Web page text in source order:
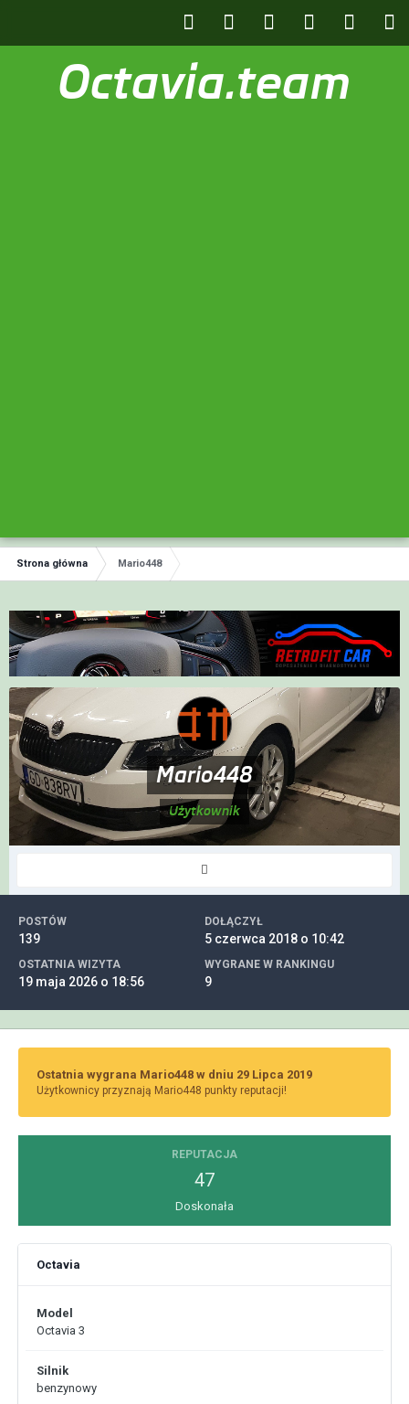
Octavia.team
Strona główna Mario448
Mario448
Użytkownik
POSTÓW
139
DOŁĄCZYŁ
5 czerwca 2018 o 10:42
OSTATNIA WIZYTA
19 maja 2026 o 18:56
WYGRANE W RANKINGU
9
Ostatnia wygrana Mario448 w dniu 29 Lipca 2019
Użytkownicy przyznają Mario448 punkty reputacji!
REPUTACJA
47
Doskonała
Octavia
Model
Octavia 3
Silnik
benzynowy